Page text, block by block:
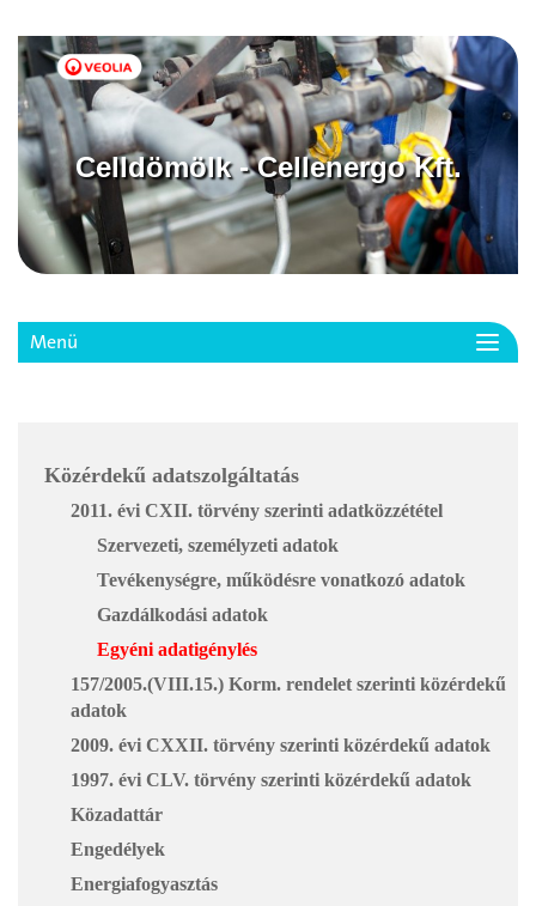
Celldömölk - Cellenergo Kft.
Menü
Közérdekű adatszolgáltatás
2011. évi CXII. törvény szerinti adatközzététel
Szervezeti, személyzeti adatok
Tevékenységre, működésre vonatkozó adatok
Gazdálkodási adatok
Egyéni adatigénylés
157/2005.(VIII.15.) Korm. rendelet szerinti közérdekű
adatok
2009. évi CXXII. törvény szerinti közérdekű adatok
1997. évi CLV. törvény szerinti közérdekű adatok
Közadattár
Engedélyek
Energiafogyasztás